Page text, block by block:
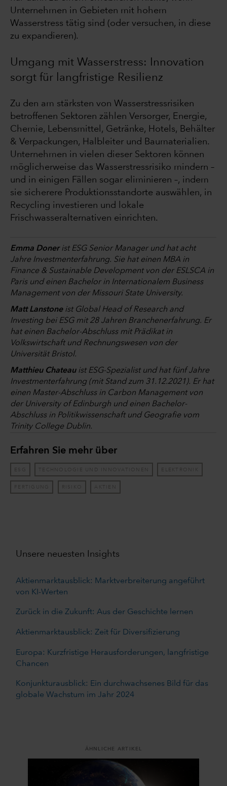
Unternehmen in Gebieten mit hohem
Wasserstress tätig sind (oder versuchen, in diese
zu expandieren).
Umgang mit Wasserstress: Innovation
sorgt für langfristige Resilienz
Zu den am stärksten von Wasserstressrisiken
betroffenen Sektoren zählen Versorger, Energie,
Chemie, Lebensmittel, Getränke, Hotels, Behälter
& Verpackungen, Halbleiter und Baumaterialien.
Unternehmen in vielen dieser Sektoren können
möglicherweise das Wasserstressrisiko mindern –
und in einigen Fällen sogar eliminieren –, indem
sie sicherere Produktionsstandorte auswählen, in
Recycling investieren und lokale
Frischwasseralternativen einrichten.
Emma Donerist ESG Senior Manager und hat acht
Jahre Investmenterfahrung. Sie hat einen MBA in
Finance & Sustainable Development von der ESLSCA in
Paris und einen Bachelor in Internationalem Business
Management von der Missouri State University.
Matt Lanstoneist Global Head of Research and
Investing bei ESG mit 28 Jahren Branchenerfahrung. Er
hat einen Bachelor-Abschluss mit Prädikat in
Volkswirtschaft und Rechnungswesen von der
Universität Bristol.
Matthieu Chateauist ESG-Spezialist und hat fünf Jahre
Investmenterfahrung (mit Stand zum 31.12.2021). Er hat
einen Master-Abschluss in Carbon Management von
der University of Edinburgh und einen Bachelor-
Abschluss in Politikwissenschaft und Geografie vom
Trinity College Dublin.
Erfahren Sie mehr über
ESG TECHNOLOGIE UND INNOVATIONEN ELEKTRONIK
FERTIGUNG RISIKO AKTIEN
Unsere neuesten Insights
Aktienmarktausblick: Marktverbreiterung angeführt
von KI-Werten
Zurück in die Zukunft: Aus der Geschichte lernen
Aktienmarktausblick: Zeit für Diversifizierung
Europa: Kurzfristige Herausforderungen, langfristige
Chancen
Konjunkturausblick: Ein durchwachsenes Bild für das
globale Wachstum im Jahr 2024
ÄHNLICHE ARTIKEL